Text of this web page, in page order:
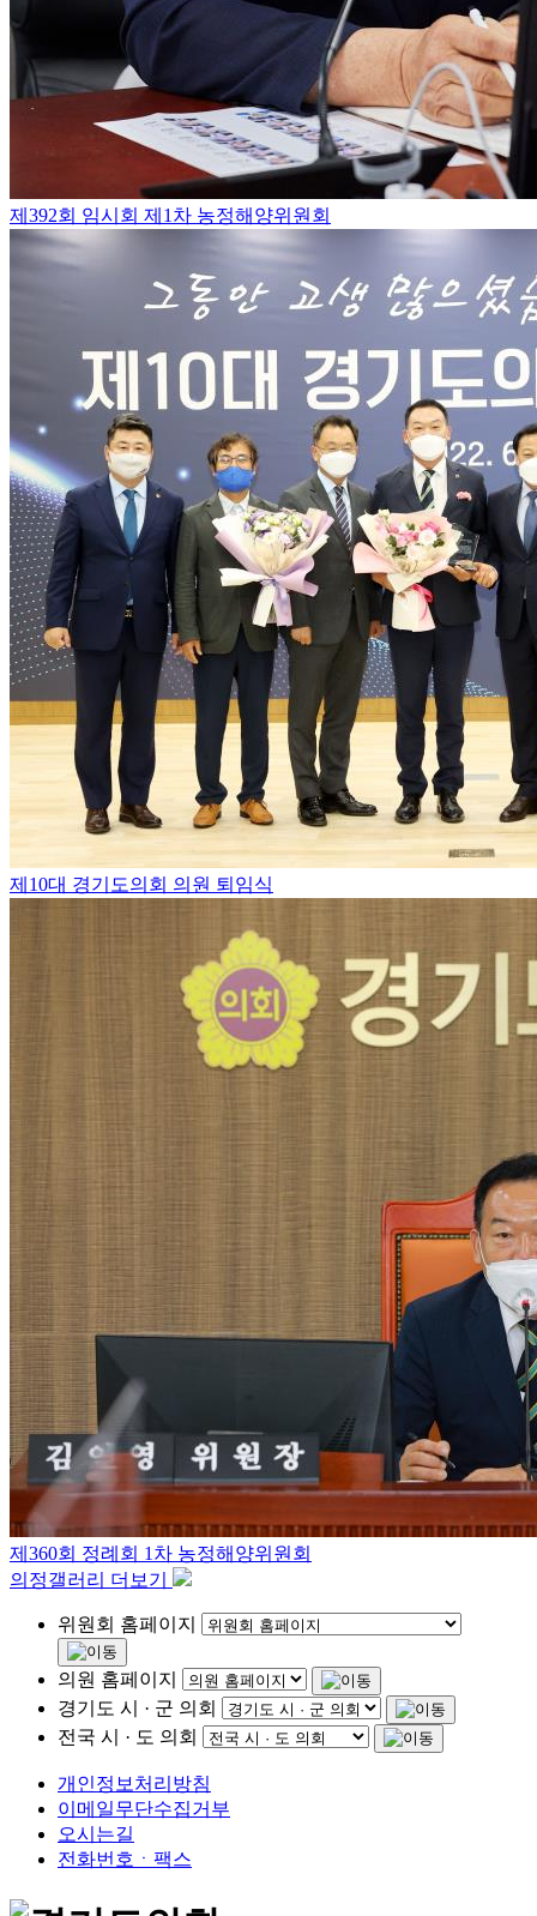
제392회 임시회 제1차 농정해양위원회
제10대 경기도의회 의원 퇴임식
제360회 정례회 1차 농정해양위원회
의정갤러리 더보기
위원회 홈페이지
의원 홈페이지
경기도 시 · 군 의회
전국 시 · 도 의회
개인정보처리방침
이메일무단수집거부
오시는길
전화번호ㆍ팩스